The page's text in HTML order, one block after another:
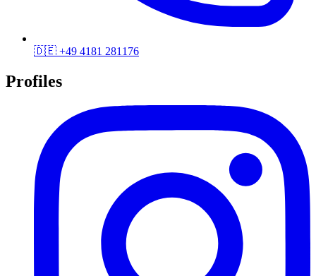
🇩🇪 +49 4181 281176
Profiles